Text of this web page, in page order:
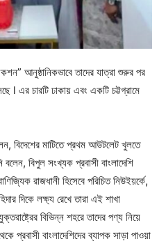
আনুষ্ঠানিকভাবে তাদের যাত্রা শুরুর পর
l এর চারটি ঢাকায় এবং একটি চট্টগ্রামে
বিদেশের মাটিতে প্রথম আউটলেট খুলতে
বিপুল সংখ্যক প্রবাসী বাংলাদেশি
রাজধানী হিসেবে পরিচিত নিউইয়র্কে,
দিকে লক্ষ্য রেখে তারা এই শাখা
বিভিন্ন শহরে তাদের পণ্য নিয়ে
বাংলাদেশিদের ব্যাপক সাড়া পাওয়া